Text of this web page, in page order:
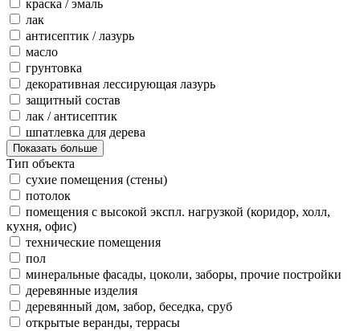
краска / эмаль
лак
антисептик / лазурь
масло
грунтовка
декоративная лессирующая лазурь
защитный состав
лак / антисептик
шпатлевка для дерева
Показать больше
Тип объекта
сухие помещения (стены)
потолок
помещения с высокой экспл. нагрузкой (коридор, холл,
кухня, офис)
технические помещения
пол
минеральные фасады, цоколи, заборы, прочие постройки
деревянные изделия
деревянный дом, забор, беседка, сруб
открытые веранды, террасы